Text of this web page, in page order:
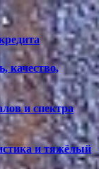
качество,
и спектра
и тяжёлый